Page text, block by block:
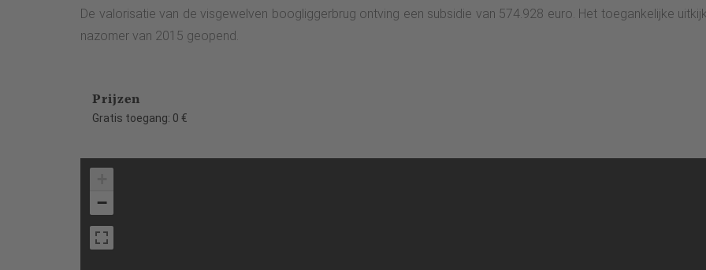
De valorisatie van de visgewelven boogliggerbrug ontving een subsidie van 574.928 euro. Het toegankelijke
nazomer van 2015 geopend.
Prijzen
Gratis toegang: 0 €
−